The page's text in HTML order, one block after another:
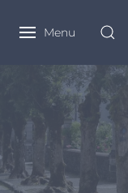
Menu